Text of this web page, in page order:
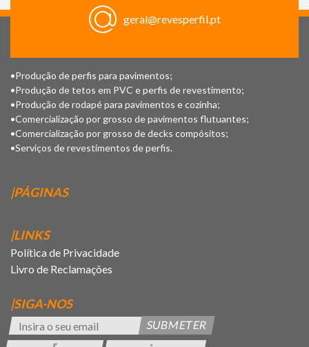
geral@revesperfil.pt
•Produção de perfis para pavimentos;
•Produção de tetos em PVC e perfis de revestimento;
•Produção de rodapé para pavimentos e cozinha;
•Comercialização por grosso de pavimentos flutuantes;
•Comercialização por grosso de decks compósitos;
•Serviços de revestimentos de perfis.
|PÁGINAS
|LINKS
Política de Privacidade
Livro de Reclamações
|SIGA-NOS
SUBMETER